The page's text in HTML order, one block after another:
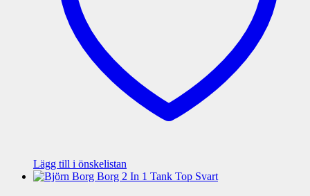
Lägg till i önskelistan